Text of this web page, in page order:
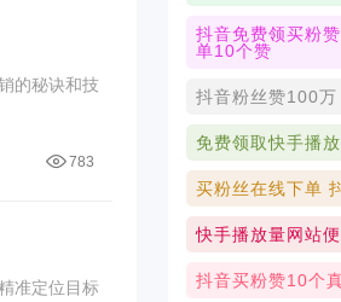
的秘诀和技
783
准定位目标
抖音免费领买粉
单10个赞
抖音粉丝赞100
免费领取快手播
买粉丝在线下单
快手播放量网站
抖音买粉赞10个